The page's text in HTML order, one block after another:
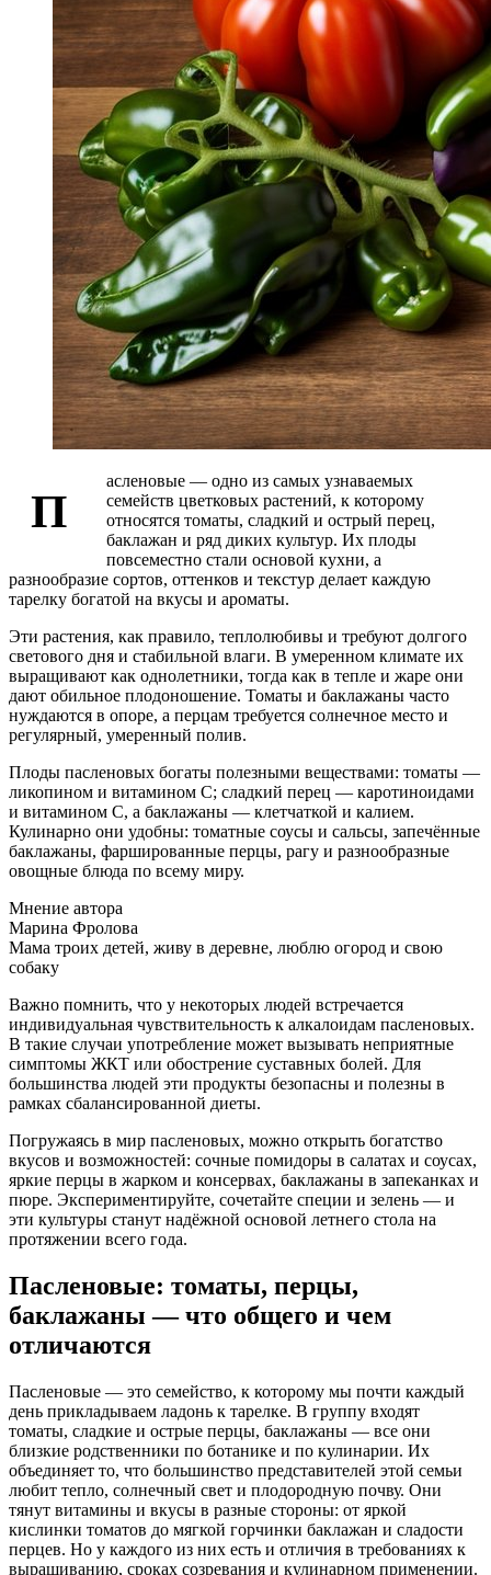
П
асленовые — одно из самых узнаваемых
семейств цветковых растений, к которому
относятся томаты, сладкий и острый перец,
баклажан и ряд диких культур. Их плоды
повсеместно стали основой кухни, а
разнообразие сортов, оттенков и текстур делает каждую
тарелку богатой на вкусы и ароматы.
Эти растения, как правило, теплолюбивы и требуют долгого
светового дня и стабильной влаги. В умеренном климате их
выращивают как однолетники, тогда как в тепле и жаре они
дают обильное плодоношение. Томаты и баклажаны часто
нуждаются в опоре, а перцам требуется солнечное место и
регулярный, умеренный полив.
Плоды пасленовых богаты полезными веществами: томаты —
ликопином и витамином C; сладкий перец — каротиноидами
и витамином C, а баклажаны — клетчаткой и калием.
Кулинарно они удобны: томатные соусы и сальсы, запечённые
баклажаны, фаршированные перцы, рагу и разнообразные
овощные блюда по всему миру.
Мнение автора
Марина Фролова
Мама троих детей, живу в деревне, люблю огород и свою
собаку
Важно помнить, что у некоторых людей встречается
индивидуальная чувствительность к алкалоидам пасленовых.
В такие случаи употребление может вызывать неприятные
симптомы ЖКТ или обострение суставных болей. Для
большинства людей эти продукты безопасны и полезны в
рамках сбалансированной диеты.
Погружаясь в мир пасленовых, можно открыть богатство
вкусов и возможностей: сочные помидоры в салатах и соусах,
яркие перцы в жарком и консервах, баклажаны в запеканках и
пюре. Экспериментируйте, сочетайте специи и зелень — и
эти культуры станут надёжной основой летнего стола на
протяжении всего года.
Пасленовые: томаты, перцы,
баклажаны — что общего и чем
отличаются
Пасленовые — это семейство, к которому мы почти каждый
день прикладываем ладонь к тарелке. В группу входят
томаты, сладкие и острые перцы, баклажаны — все они
близкие родственники по ботанике и по кулинарии. Их
объединяет то, что большинство представителей этой семьи
любит тепло, солнечный свет и плодородную почву. Они
тянут витамины и вкусы в разные стороны: от яркой
кислинки томатов до мягкой горчинки баклажан и сладости
перцев. Но у каждого из них есть и отличия в требованиях к
выращиванию, сроках созревания и кулинарном применении.